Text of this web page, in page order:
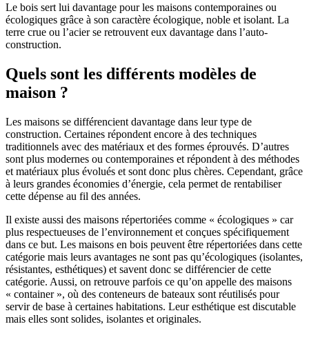
Le bois sert lui davantage pour les maisons contemporaines ou
écologiques grâce à son caractère écologique, noble et isolant. La
terre crue ou l’acier se retrouvent eux davantage dans l’auto-
construction.
Quels sont les différents modèles de
maison ?
Les maisons se différencient davantage dans leur type de
construction. Certaines répondent encore à des techniques
traditionnels avec des matériaux et des formes éprouvés. D’autres
sont plus modernes ou contemporaines et répondent à des méthodes
et matériaux plus évolués et sont donc plus chères. Cependant, grâce
à leurs grandes économies d’énergie, cela permet de rentabiliser
cette dépense au fil des années.
Il existe aussi des maisons répertoriées comme « écologiques » car
plus respectueuses de l’environnement et conçues spécifiquement
dans ce but. Les maisons en bois peuvent être répertoriées dans cette
catégorie mais leurs avantages ne sont pas qu’écologiques (isolantes,
résistantes, esthétiques) et savent donc se différencier de cette
catégorie. Aussi, on retrouve parfois ce qu’on appelle des maisons
« container », où des conteneurs de bateaux sont réutilisés pour
servir de base à certaines habitations. Leur esthétique est discutable
mais elles sont solides, isolantes et originales.